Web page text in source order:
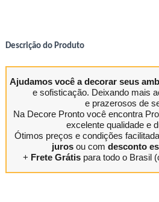
Descrição do Produto
Ajudamos você a decorar seus
e sofisticação. Deixando mais
e prazerosos de
Na Decore Pronto você encontra
excelente qualidade e
Ótimos preços e condições
jurosou com desconto
+ Frete Grátispara todo o Brasil